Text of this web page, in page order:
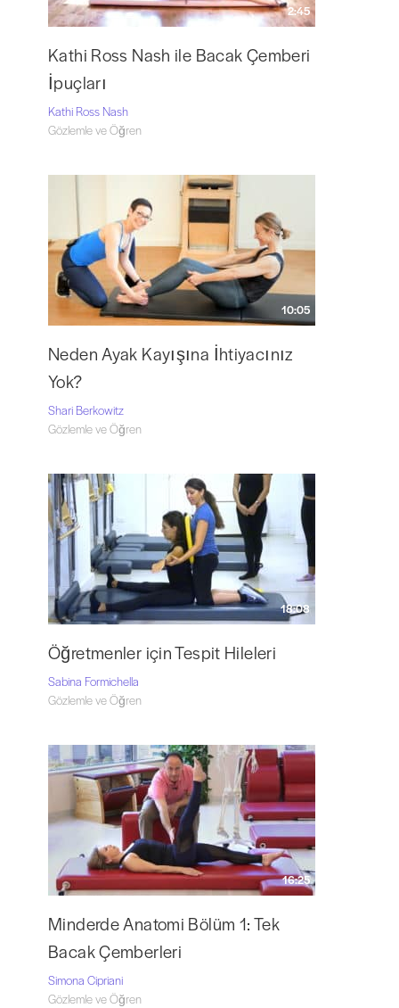
2:45
Kathi Ross Nash ile Bacak Çemberi
İpuçları
Kathi Ross Nash
Gözlemle ve Öğren
10:05
Neden Ayak Kayışına İhtiyacınız
Yok?
Shari Berkowitz
Gözlemle ve Öğren
18:08
Öğretmenler için Tespit Hileleri
Sabina Formichella
Gözlemle ve Öğren
16:25
Minderde Anatomi Bölüm 1: Tek
Bacak Çemberleri
Simona Cipriani
Gözlemle ve Öğren